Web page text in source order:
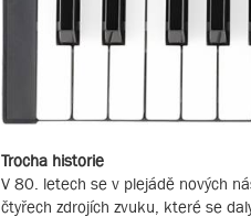
Trocha historie
V 80. letech se v plejádě nových
čtyřech zdrojích zvuku, které se